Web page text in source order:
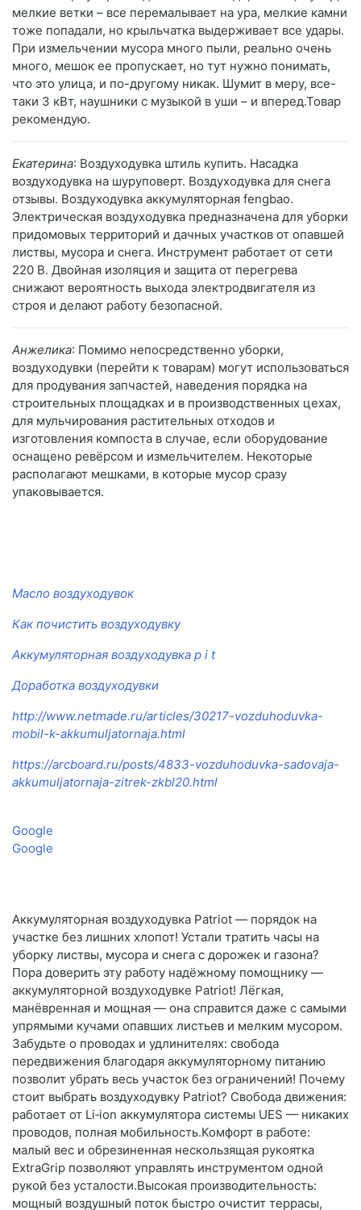
мелкие ветки – все перемалывает на ура, мелкие камни
тоже попадали, но крыльчатка выдерживает все удары.
При измельчении мусора много пыли, реально очень
много, мешок ее пропускает, но тут нужно понимать,
что это улица, и по-другому никак. Шумит в меру, все-
таки 3 кВт, наушники с музыкой в уши – и вперед.Товар
рекомендую.
Екатерина: Воздуходувка штиль купить. Насадка
воздуходувка на шуруповерт. Воздуходувка для снега
отзывы. Воздуходувка аккумуляторная fengbao.
Электрическая воздуходувка предназначена для уборки
придомовых территорий и дачных участков от опавшей
листвы, мусора и снега. Инструмент работает от сети
220 В. Двойная изоляция и защита от перегрева
снижают вероятность выхода электродвигателя из
строя и делают работу безопасной.
Анжелика: Помимо непосредственно уборки,
воздуходувки (перейти к товарам) могут использоваться
для продувания запчастей, наведения порядка на
строительных площадках и в производственных цехах,
для мульчирования растительных отходов и
изготовления компоста в случае, если оборудование
оснащено ревёрсом и измельчителем. Некоторые
располагают мешками, в которые мусор сразу
упаковывается.
Масло воздуходувок
Как почистить воздуходувку
Аккумуляторная воздуходувка p i t
Доработка воздуходувки
http://www.netmade.ru/articles/30217-vozduhoduvka-
mobil-k-akkumuljatornaja.html
https://arcboard.ru/posts/4833-vozduhoduvka-sadovaja-
akkumuljatornaja-zitrek-zkbl20.html
Google
Google
Аккумуляторная воздуходувка Patriot — порядок на
участке без лишних хлопот! Устали тратить часы на
уборку листвы, мусора и снега с дорожек и газона?
Пора доверить эту работу надёжному помощнику —
аккумуляторной воздуходувке Patriot! Лёгкая,
манёвренная и мощная — она справится даже с самыми
упрямыми кучами опавших листьев и мелким мусором.
Забудьте о проводах и удлинителях: свобода
передвижения благодаря аккумуляторному питанию
позволит убрать весь участок без ограничений! Почему
стоит выбрать воздуходувку Patriot? Свобода движения:
работает от Li‑ion аккумулятора системы UES — никаких
проводов, полная мобильность.Комфорт в работе:
малый вес и обрезиненная нескользящая рукоятка
ExtraGrip позволяют управлять инструментом одной
рукой без усталости.Высокая производительность:
мощный воздушный поток быстро очистит террасы,